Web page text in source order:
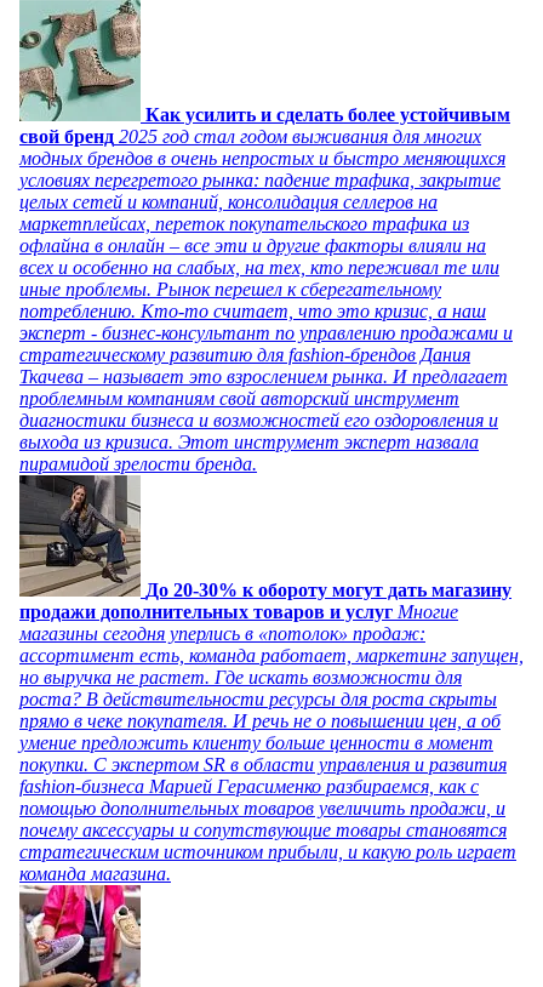
Как усилить и сделать более устойчивым
свой бренд 2025 год стал годом выживания для многих
модных брендов в очень непростых и быстро меняющихся
условиях перегретого рынка: падение трафика, закрытие
целых сетей и компаний, консолидация селлеров на
маркетплейсах, переток покупательского трафика из
офлайна в онлайн – все эти и другие факторы влияли на
всех и особенно на слабых, на тех, кто переживал те или
иные проблемы. Рынок перешел к сберегательному
потреблению. Кто-то считает, что это кризис, а наш
эксперт - бизнес-консультант по управлению продажами и
стратегическому развитию для fashion-брендов Дания
Ткачева – называет это взрослением рынка. И предлагает
проблемным компаниям свой авторский инструмент
диагностики бизнеса и возможностей его оздоровления и
выхода из кризиса. Этот инструмент эксперт назвала
пирамидой зрелости бренда.
До 20-30% к обороту могут дать магазину
продажи дополнительных товаров и услуг Многие
магазины сегодня уперлись в «потолок» продаж:
ассортимент есть, команда работает, маркетинг запущен,
но выручка не растет. Где искать возможности для
роста? В действительности ресурсы для роста скрыты
прямо в чеке покупателя. И речь не о повышении цен, а об
умение предложить клиенту больше ценности в момент
покупки. С экспертом SR в области управления и развития
fashion-бизнеса Марией Герасименко разбираемся, как с
помощью дополнительных товаров увеличить продажи, и
почему аксессуары и сопутствующие товары становятся
стратегическим источником прибыли, и какую роль играет
команда магазина.